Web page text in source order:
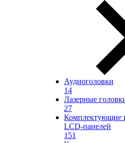
Аудиоголовки
14
Лазерные
27
Комплектующие
LCD-панелей
151